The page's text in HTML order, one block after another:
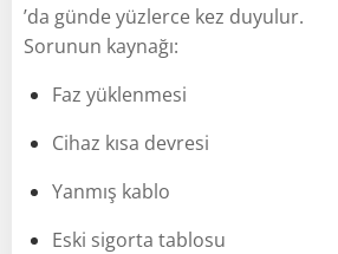
’da günde yüzlerce kez duyulur.
Sorunun kaynağı:
Faz yüklenmesi
Cihaz kısa devresi
Yanmış kablo
Eski sigorta tablosu